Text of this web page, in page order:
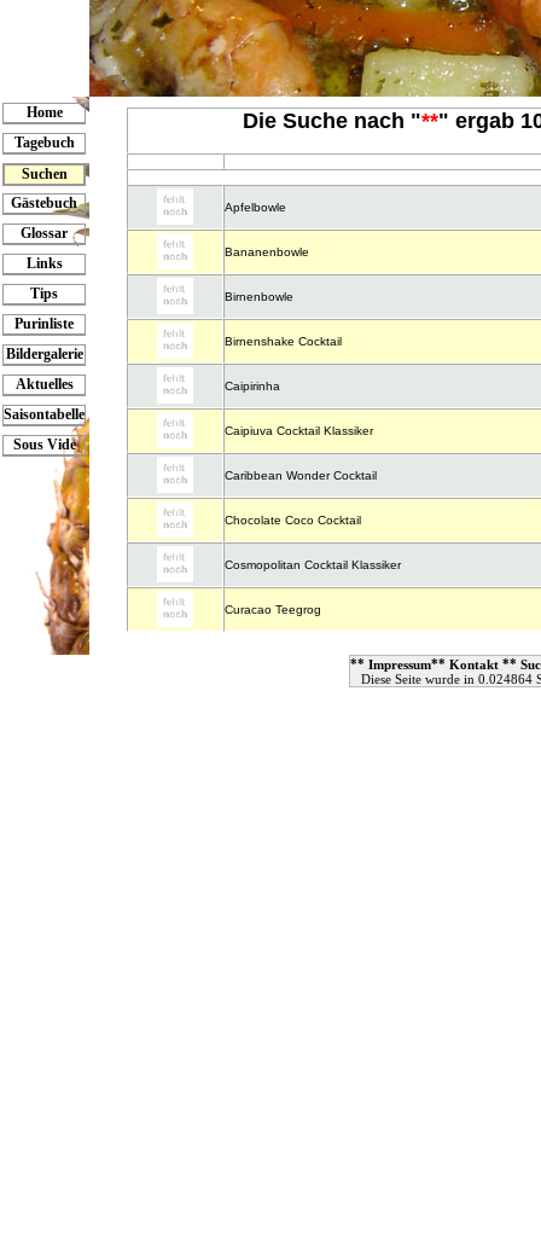
Home
Tagebuch
Suchen
Gästebuch
Glossar
Links
Tips
Purinliste
Bildergalerie
Aktuelles
Saisontabelle
Sous Vide
Die Suche nach "**" ergab
Apfelbowle
Bananenbowle
Birnenbowle
Birnenshake Cocktail
Caipirinha
Caipiuva Cocktail Klassiker
Caribbean Wonder Cocktail
Chocolate Coco Cocktail
Cosmopolitan Cocktail Klassiker
Curacao Teegrog
** Impressum** Kontakt **
Diese Seite wurde in 0.024864